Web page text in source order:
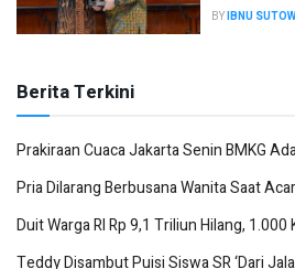
BYIBNU
Berita Terkini
Prakiraan Cuaca Jakarta Senin BMKG
Pria Dilarang Berbusana Wanita Saat
Duit Warga RI Rp 9,1 Triliun Hilang, 1.000
Teddy Disambut Puisi Siswa SR ‘Dari